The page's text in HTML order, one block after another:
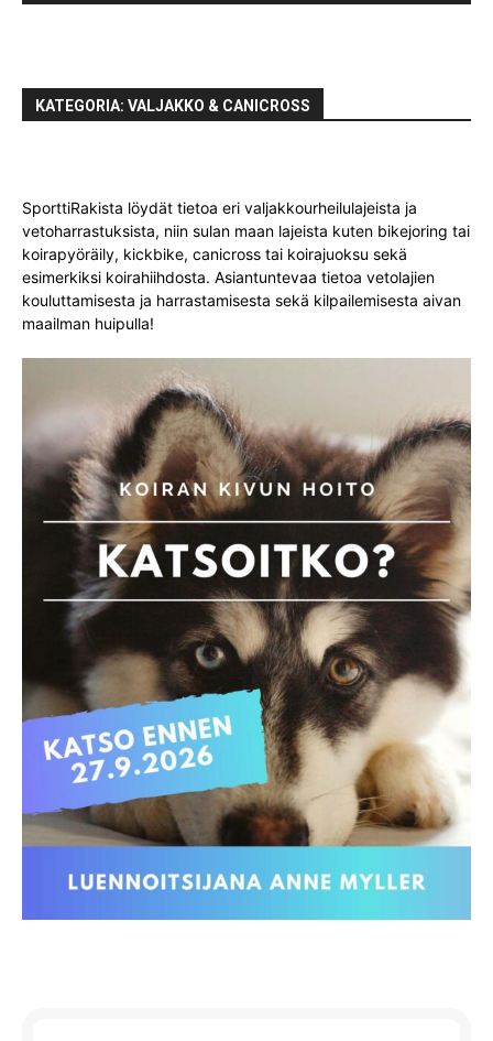
KATEGORIA: VALJAKKO & CANICROSS
SporttiRakista löydät tietoa eri valjakkourheilulajeista ja
vetoharrastuksista, niin sulan maan lajeista kuten bikejoring tai
koirapyöräily, kickbike, canicross tai koirajuoksu sekä
esimerkiksi koirahiihdosta. Asiantuntevaa tietoa vetolajien
kouluttamisesta ja harrastamisesta sekä kilpailemisesta aivan
maailman huipulla!